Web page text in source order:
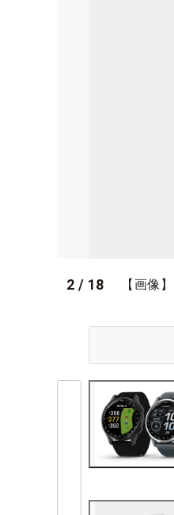
2 / 18 【画像